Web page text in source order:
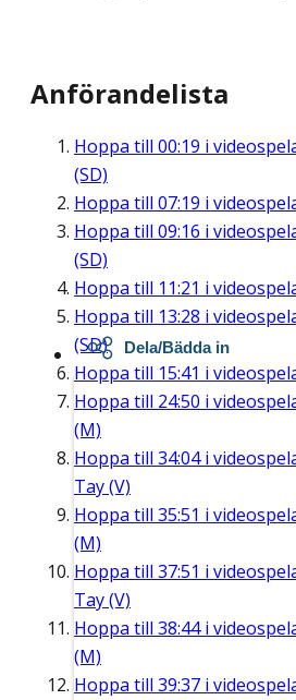
Anförandelista
Hoppa till 00:19 i
(SD)
Hoppa till 07:19 i
Hoppa till 09:16 i
(SD)
Hoppa till 11:21 i
Hoppa till 13:28 i
(SD)
Hoppa till 15:41 i
Hoppa till 24:50 i
(M)
Hoppa till 34:04i
Tay (V)
Hoppa till 35:51 i
(M)
Hoppa till 37:51 i
Tay (V)
Hoppa till 38:44i
(M)
Hoppa till 39:37 i
Dela/Bädda in